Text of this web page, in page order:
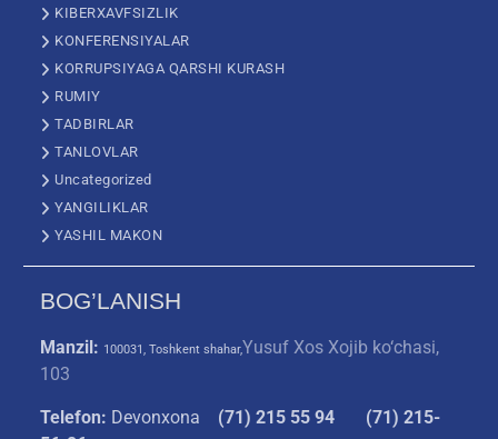
KIBERXAVFSIZLIK
KONFERENSIYALAR
KORRUPSIYAGA QARSHI KURASH
RUMIY
TADBIRLAR
TANLOVLAR
Uncategorized
YANGILIKLAR
YASHIL MAKON
BOG’LANISH
Manzil: 100031, Toshkent shahar,Yusuf Xos Xojib ko‘chasi,
103
Telefon: Devonxona (71) 215 55 94
(71) 215-